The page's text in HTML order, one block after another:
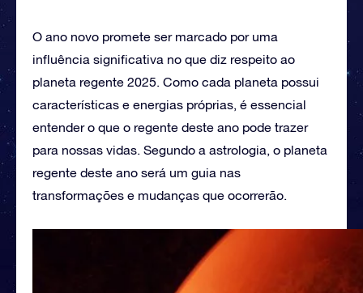
O ano novo promete ser marcado por uma
influência significativa no que diz respeito ao
planeta regente 2025. Como cada planeta possui
características e energias próprias, é essencial
entender o que o regente deste ano pode trazer
para nossas vidas. Segundo a astrologia, o planeta
regente deste ano será um guia nas
transformações e mudanças que ocorrerão.